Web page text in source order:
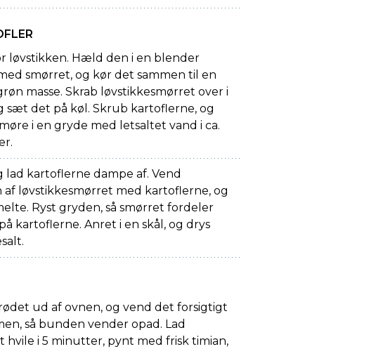
løvstikken. Hæld den i en blender
smørret, og kør det sammen til en
masse. Skrab løvstikkesmørret over i
sæt det på køl. Skrub kartoflerne, og
i en gryde med letsaltet vand i ca.
lad kartoflerne dampe af. Vend
af løvstikkesmørret med kartoflerne, og
Ryst gryden, så smørret fordeler
kartoflerne. Anret i en skål, og drys
ud af ovnen, og vend det forsigtigt
så bunden vender opad. Lad
hvile i 5 minutter, pynt med frisk timian,